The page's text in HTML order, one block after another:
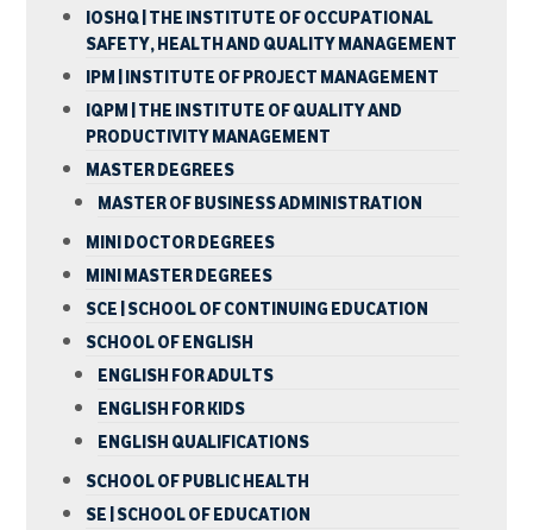
IOSHQ | THE INSTITUTE OF OCCUPATIONAL
SAFETY, HEALTH AND QUALITY MANAGEMENT
IPM | INSTITUTE OF PROJECT MANAGEMENT
IQPM | THE INSTITUTE OF QUALITY AND
PRODUCTIVITY MANAGEMENT
MASTER DEGREES
MASTER OF BUSINESS ADMINISTRATION
MINI DOCTOR DEGREES
MINI MASTER DEGREES
SCE | SCHOOL OF CONTINUING EDUCATION
SCHOOL OF ENGLISH
ENGLISH FOR ADULTS
ENGLISH FOR KIDS
ENGLISH QUALIFICATIONS
SCHOOL OF PUBLIC HEALTH
SE | SCHOOL OF EDUCATION